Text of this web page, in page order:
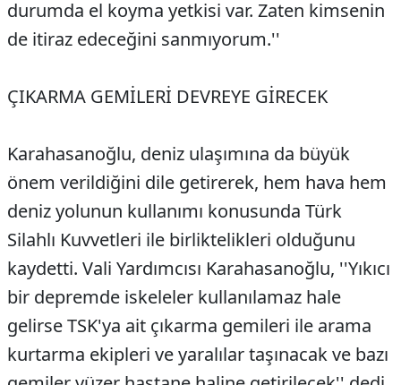
durumda el koyma yetkisi var. Zaten kimsenin
de itiraz edeceğini sanmıyorum.''
ÇIKARMA GEMİLERİ DEVREYE GİRECEK
Karahasanoğlu, deniz ulaşımına da büyük
önem verildiğini dile getirerek, hem hava hem
deniz yolunun kullanımı konusunda Türk
Silahlı Kuvvetleri ile birliktelikleri olduğunu
kaydetti. Vali Yardımcısı Karahasanoğlu, ''Yıkıcı
bir depremde iskeleler kullanılamaz hale
gelirse TSK'ya ait çıkarma gemileri ile arama
kurtarma ekipleri ve yaralılar taşınacak ve bazı